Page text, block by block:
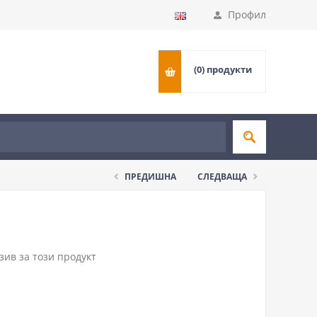
Профил
(0) продукти
ПРЕДИШНА СЛЕДВАЩА
за този продукт